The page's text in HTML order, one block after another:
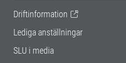
Driftinformation
Lediga anställningar
SLU i media